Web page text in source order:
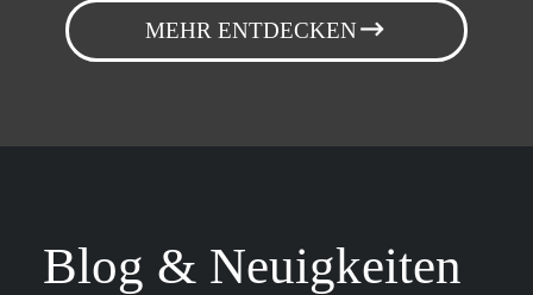
MEHR ENTDECKEN
Blog & Neuigkeiten